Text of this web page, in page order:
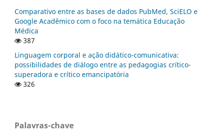
Comparativo entre as bases de dados PubMed, SciELO e
Google Acadêmico com o foco na temática Educação
Médica
387
Linguagem corporal e ação didático-comunicativa:
possibilidades de diálogo entre as pedagogias crítico-
superadora e crítico emancipatória
326
Palavras-chave